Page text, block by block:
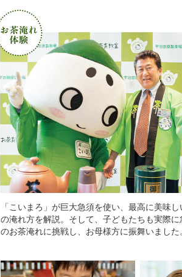
「こいまろ」が巨大急須を使い、最高に美味し
の淹れ方を解説。そして、子どもたちも実際に
のお茶淹れに挑戦し、お母様方に振舞いました